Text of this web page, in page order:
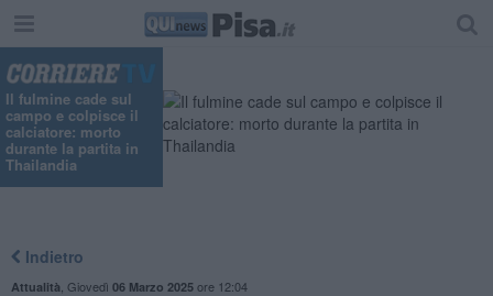
Il fulmine cade sul
campo e colpisce il
calciatore: morto
durante la partita in
Thailandia
Indietro
Attualità Giovedì 06 Marzo 2025ore 12:04